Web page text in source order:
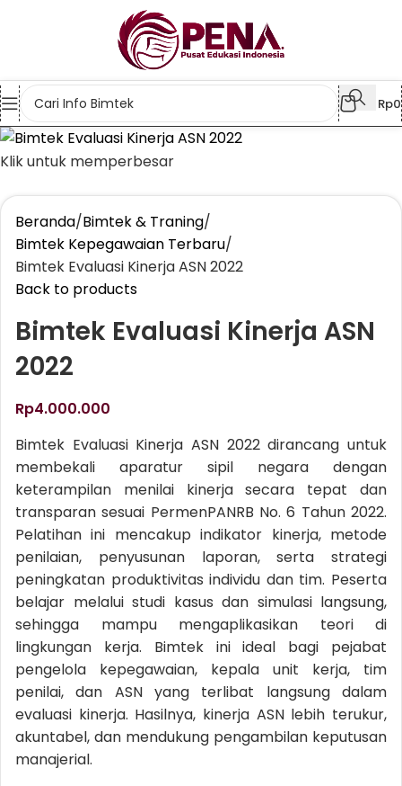
Rp0
Klik untuk memperbesar
Beranda Bimtek & Traning
Bimtek Kepegawaian Terbaru
Bimtek Evaluasi Kinerja ASN 2022
Back to products
Bimtek Evaluasi Kinerja ASN
2022
Rp4.000.000
Bimtek Evaluasi Kinerja ASN 2022 dirancang untuk
membekali aparatur sipil negara dengan
keterampilan menilai kinerja secara tepat dan
transparan sesuai PermenPANRB No. 6 Tahun 2022.
Pelatihan ini mencakup indikator kinerja, metode
penilaian, penyusunan laporan, serta strategi
peningkatan produktivitas individu dan tim. Peserta
belajar melalui studi kasus dan simulasi langsung,
sehingga mampu mengaplikasikan teori di
lingkungan kerja. Bimtek ini ideal bagi pejabat
pengelola kepegawaian, kepala unit kerja, tim
penilai, dan ASN yang terlibat langsung dalam
evaluasi kinerja. Hasilnya, kinerja ASN lebih terukur,
akuntabel, dan mendukung pengambilan keputusan
manajerial.